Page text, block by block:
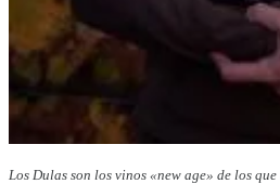
Los Dulas son los vinos «new age» de los